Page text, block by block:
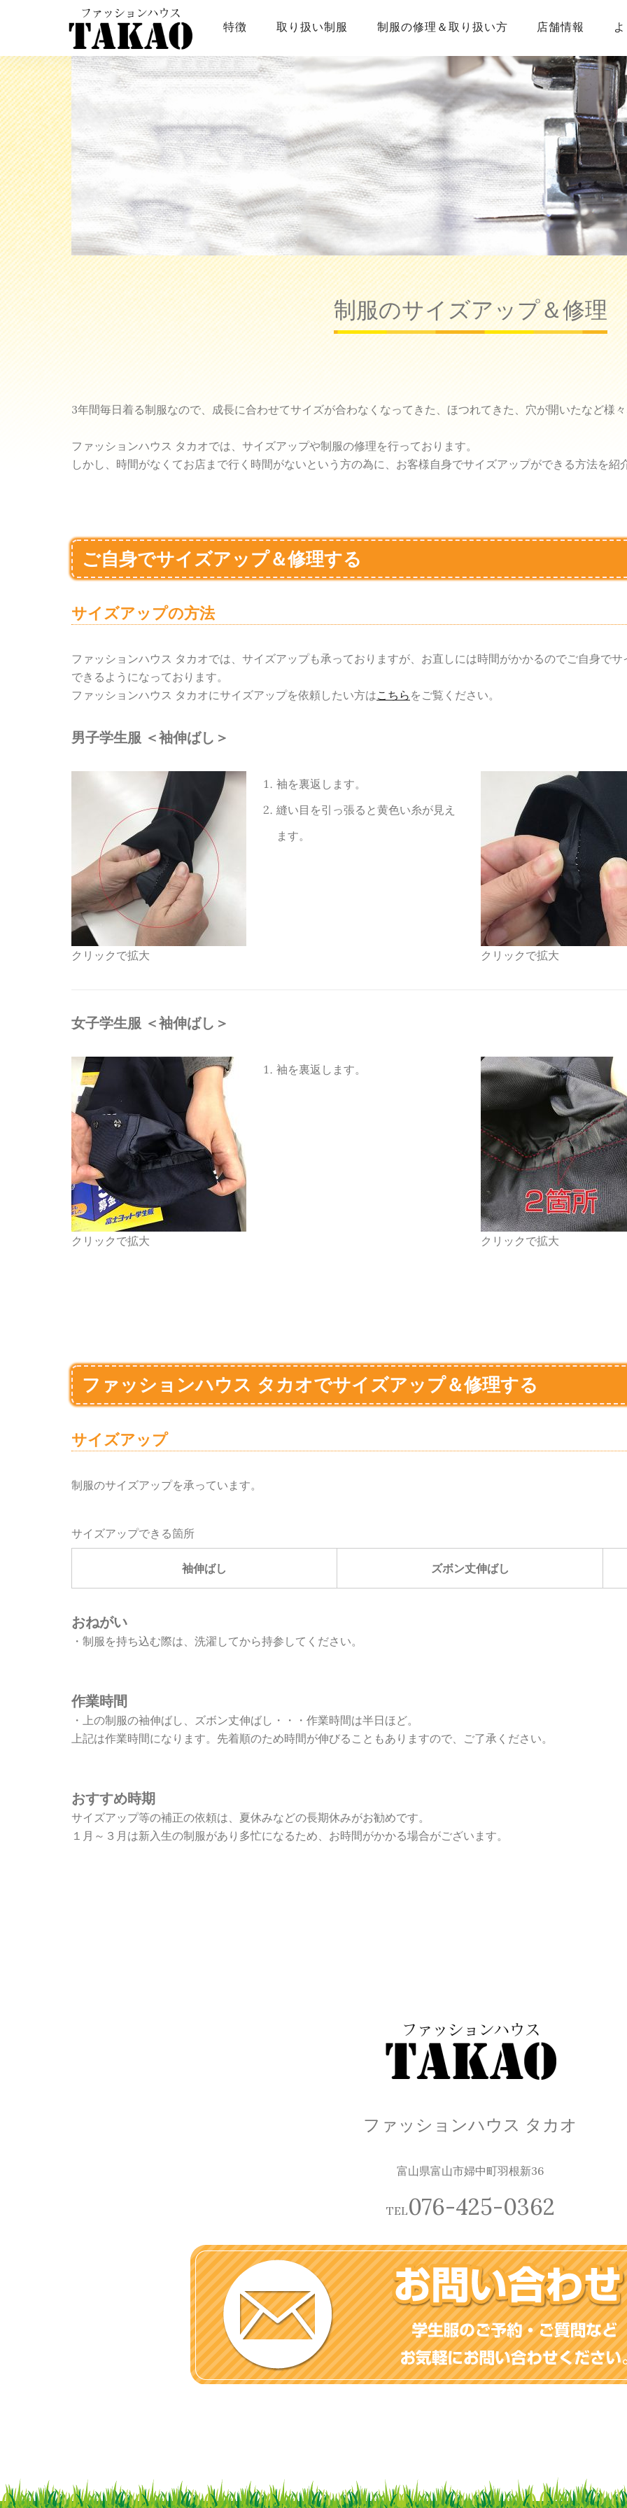
特徴 取り扱い制服 制服の修理＆取り扱い方 店舗情報
制服のサイズアップ＆修理
3年間毎日着る制服なので、成長に合わせてサイズが合わなくなってきた、ほつれてきた、穴が開いたなど様
ファッションハウス タカオでは、サイズアップや制服の修理を行っております。
しかし、時間がなくてお店まで行く時間がないという方の為に、お客様自身でサイズアップができる方法を紹
ご自身でサイズアップ＆修理する
サイズアップの方法
ファッションハウス タカオでは、サイズアップも承っておりますが、お直しには時間がかかるのでご自身で
できるようになっております。
ファッションハウス タカオにサイズアップを依頼したい方はこちら をご覧ください。
男子学生服 ＜袖伸ばし＞
クリックで拡大
袖を裏返します。
縫い目を引っ張ると黄色い糸が見え
ます。
クリックで拡大
女子学生服 ＜袖伸ばし＞
クリックで拡大
袖を裏返します。
クリックで拡大
ファッションハウス タカオでサイズアップ＆修理する
サイズアップ
制服のサイズアップを承っています。
サイズアップできる箇所
袖伸ばし ズボン丈伸ばし
おねがい
・制服を持ち込む際は、洗濯してから持参してください。
作業時間
・上の制服の袖伸ばし、ズボン丈伸ばし・・・作業時間は半日ほど。
上記は作業時間になります。先着順のため時間が伸びることもありますので、ご了承ください。
おすすめ時期
サイズアップ等の補正の依頼は、夏休みなどの長期休みがお勧めです。
１月～３月は新入生の制服があり多忙になるため、お時間がかかる場合がございます。
ファッションハウス タカオ
富山県富山市婦中町羽根新36
TEL076-425-0362